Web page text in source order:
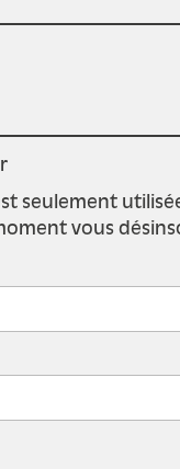
seulement
vous